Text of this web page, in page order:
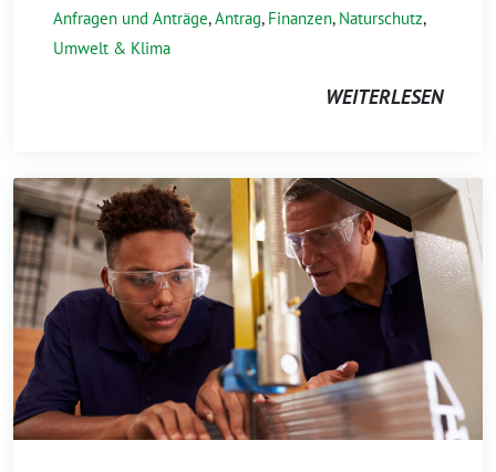
Anfragen und Anträge,Antrag, Finanzen, Naturschutz,
Umwelt & Klima
WEITERLESEN